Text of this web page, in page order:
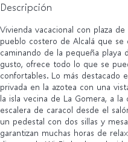
Descripción
Vivienda vacacional con plaza
pueblo costero de Alcalá que
caminando de la pequeña playa
gusto, ofrece todo lo que se
confortables. Lo más destacado
privada en la azotea con una
la isla vecina de La Gomera, a
escalera de caracol desde el
un pedestal con dos sillas y
garantizan muchas horas de